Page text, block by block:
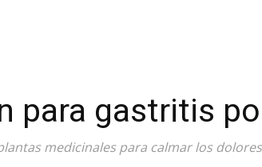
para gastritis
medicinales para calmar los